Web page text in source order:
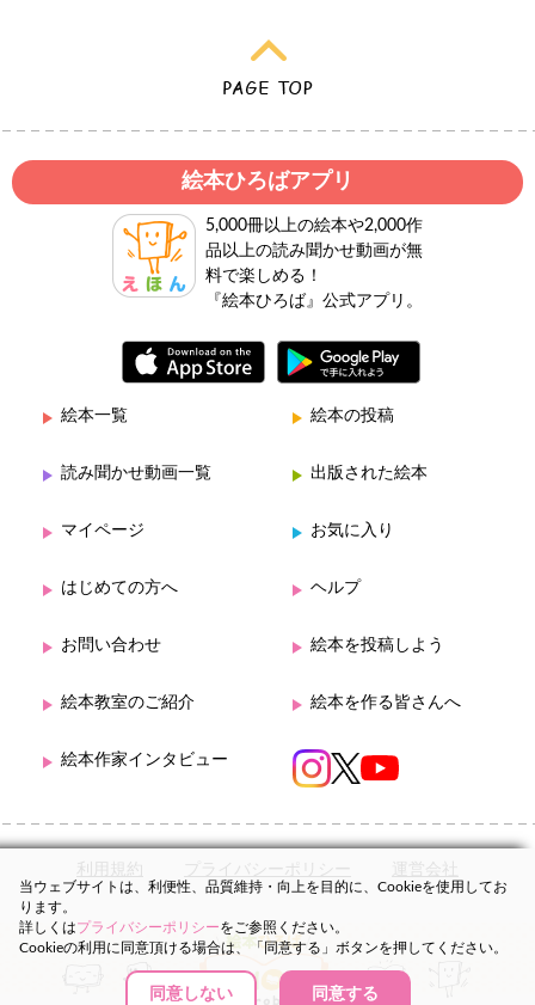
絵本ひろばアプリ
5,000冊以上の絵本や2,000作
品以上の読み聞かせ動画が無
料で楽しめる！
『絵本ひろば』公式アプリ。
絵本一覧 絵本の投稿
読み聞かせ動画一覧 出版された絵本
マイページ お気に入り
はじめての方へ ヘルプ
お問い合わせ 絵本を投稿しよう
絵本教室のご紹介 絵本を作る皆さんへ
絵本作家インタビュー
利用規約 プライバシーポリシー 運営会社
当ウェブサイトは、利便性、品質維持・向上を目的に、Cookieを使用してお
ります。
詳しくはプライバシーポリシーをご参照ください。
Cookieの利用に同意頂ける場合は、「同意する」ボタンを押してください。
同意しない 同意する